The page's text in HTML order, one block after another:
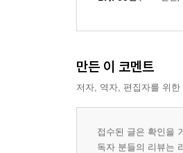
만든 이 코멘트
저자, 역자, 편집자를 위
접수된 글은 확인을
독자 분들의 리뷰는